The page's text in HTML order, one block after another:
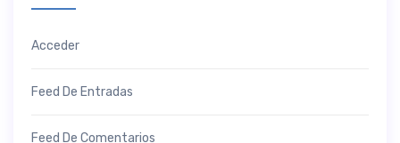
Acceder
Feed De Entradas
Feed De Comentarios